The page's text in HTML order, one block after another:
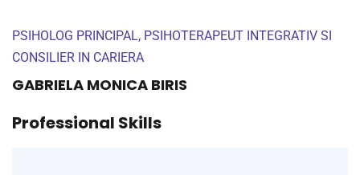
PSIHOLOG PRINCIPAL, PSIHOTERAPEUT INTEGRATIV SI
CONSILIER IN CARIERA
GABRIELA MONICA BIRIS
Professional Skills